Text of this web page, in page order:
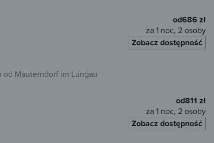
od686 zł
za 1 noc, 2 osoby
Zobacz dostępność
od Mauterndorf im Lungau
od811 zł
za 1 noc, 2 osoby
Zobacz dostępność